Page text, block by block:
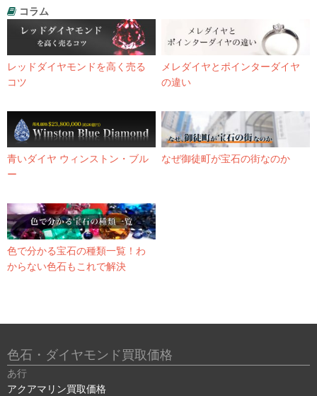
コラム
レッドダイヤモンドを高く売る
コツ
メレダイヤとポインターダイヤ
の違い
青いダイヤ ウィンストン・ブル
ー
なぜ御徒町が宝石の街なのか
色で分かる宝石の種類一覧！わ
からない色石もこれで解決
色石・ダイヤモンド買取価格
あ行
アクアマリン買取価格